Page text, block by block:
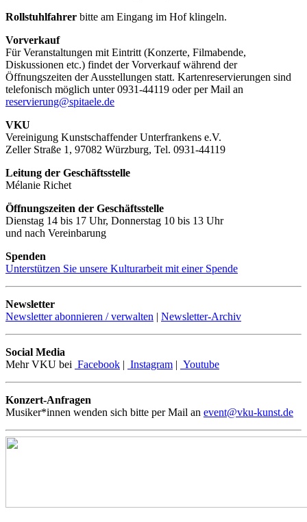
Rollstuhlfahrer bitte am Eingang im Hof klingeln.
Vorverkauf
Für Veranstaltungen mit Eintritt (Konzerte, Filmabende,
Diskussionen etc.) findet der Vorverkauf während der
Öffnungszeiten der Ausstellungen statt. Kartenreservierungen sind
telefonisch möglich unter 0931-44119 oder per Mail an
reservierung@spitaele.de
VKU
Vereinigung Kunstschaffender Unterfrankens e.V.
Zeller Straße 1, 97082 Würzburg, Tel. 0931-44119
Leitung der Geschäftsstelle
Mélanie Richet
Öffnungszeiten der Geschäftsstelle
Dienstag 14 bis 17 Uhr, Donnerstag 10 bis 13 Uhr
und nach Vereinbarung
Spenden
Unterstützen Sie unsere Kulturarbeit mit einer Spende
Newsletter
Newsletter abonnieren / verwalten | Newsletter-Archiv
Social Media
Mehr VKU bei Facebook | Instagram | Youtube
Konzert-Anfragen
Musiker*innen wenden sich bitte per Mail an event@vku-kunst.de